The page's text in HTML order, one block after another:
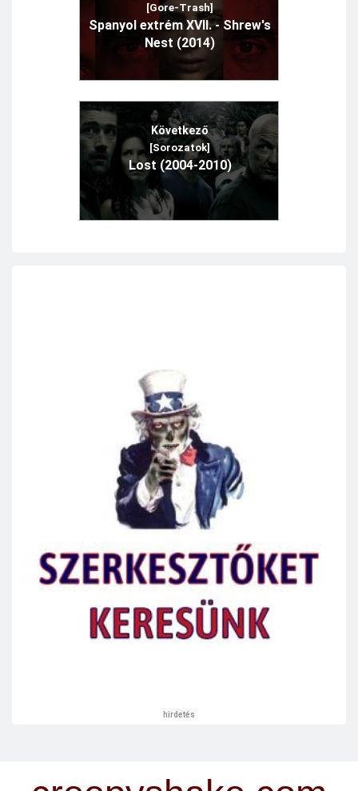
[Gore-Trash]
Spanyol extrém XVII. - Shrew's
Nest (2014)
Következő
[Sorozatok]
Lost (2004-2010)
hirdetés